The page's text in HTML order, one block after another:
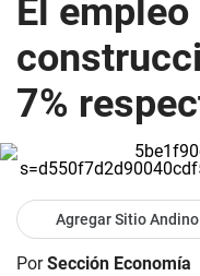
El
7%
Agregar Sitio
PorSección Economía